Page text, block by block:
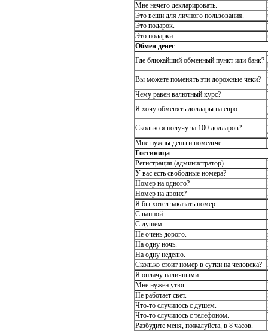
Мне нечего декларировать.
Это вещи для личного пользования.
Это подарок.
Это подарки.
Обмен денег
Где ближайший обменный пункт или банк?
Вы можете поменять эти дорожные чеки?
Чему равен валютный курс?
Я хочу обменять доллары на евро
Сколько я получу за 100 долларов?
Мне нужны деньги помельче.
Гостиница
Регистрация (администратор).
У вас есть свободные номера?
Номер на одного?
Номер на двоих?
Я бы хотел заказать номер.
С ванной.
С душем.
Не очень дорого.
На одну ночь.
На одну неделю.
Сколько стоит номер в сутки на человека?
Я оплачу наличными.
Мне нужен утюг.
Не работает свет.
Что-то случилось с душем.
Что-то случилось с телефоном.
Разбудите меня, пожалуйста, в 8 часов.